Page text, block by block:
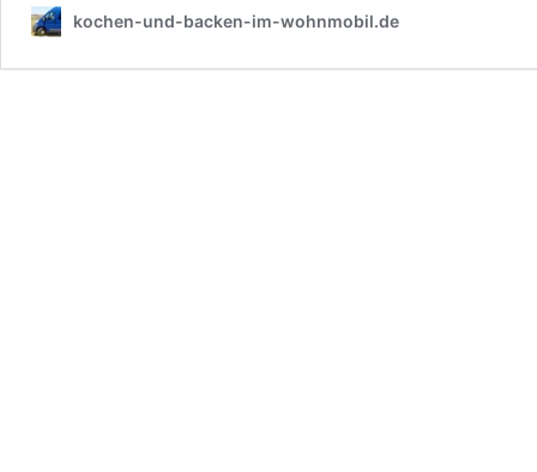
kochen-und-backen-im-wohnmobil.de